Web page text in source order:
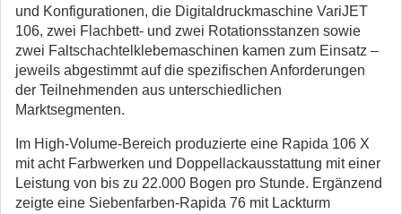
und Konfigurationen, die Digitaldruckmaschine VariJET
106, zwei Flachbett- und zwei Rotationsstanzen sowie
zwei Faltschachtelklebemaschinen kamen zum Einsatz –
jeweils abgestimmt auf die spezifischen Anforderungen
der Teilnehmenden aus unterschiedlichen
Marktsegmenten.
Im High-Volume-Bereich produzierte eine Rapida 106 X
mit acht Farbwerken und Doppellackausstattung mit einer
Leistung von bis zu 22.000 Bogen pro Stunde. Ergänzend
zeigte eine Siebenfarben-Rapida 76 mit Lackturm